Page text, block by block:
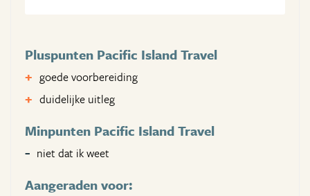
Pluspunten Pacific Island Travel
goede voorbereiding
duidelijke uitleg
Minpunten Pacific Island Travel
niet dat ik weet
Aangeraden voor: